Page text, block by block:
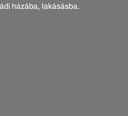
házába, lakásásba.